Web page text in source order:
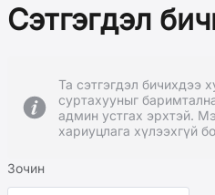
Сэтгэгдэл
Та сэтгэгдэл бичихдээ
суртахууныг
админ устгах эрхтэй.
хариуцлага хүлээхгүй
Зочин